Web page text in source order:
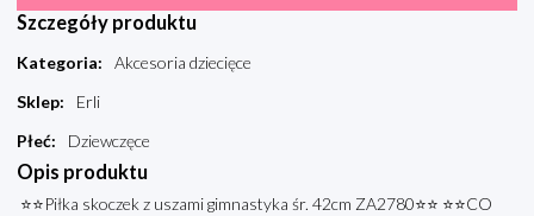
Szczegóły produktu
Kategoria:
Akcesoria dziecięce
Sklep:
Erli
Płeć: Dziewczęce
Opis produktu
⭐⭐Piłka skoczek z uszami gimnastyka śr. 42cm ZA2780⭐⭐ ⭐⭐CO